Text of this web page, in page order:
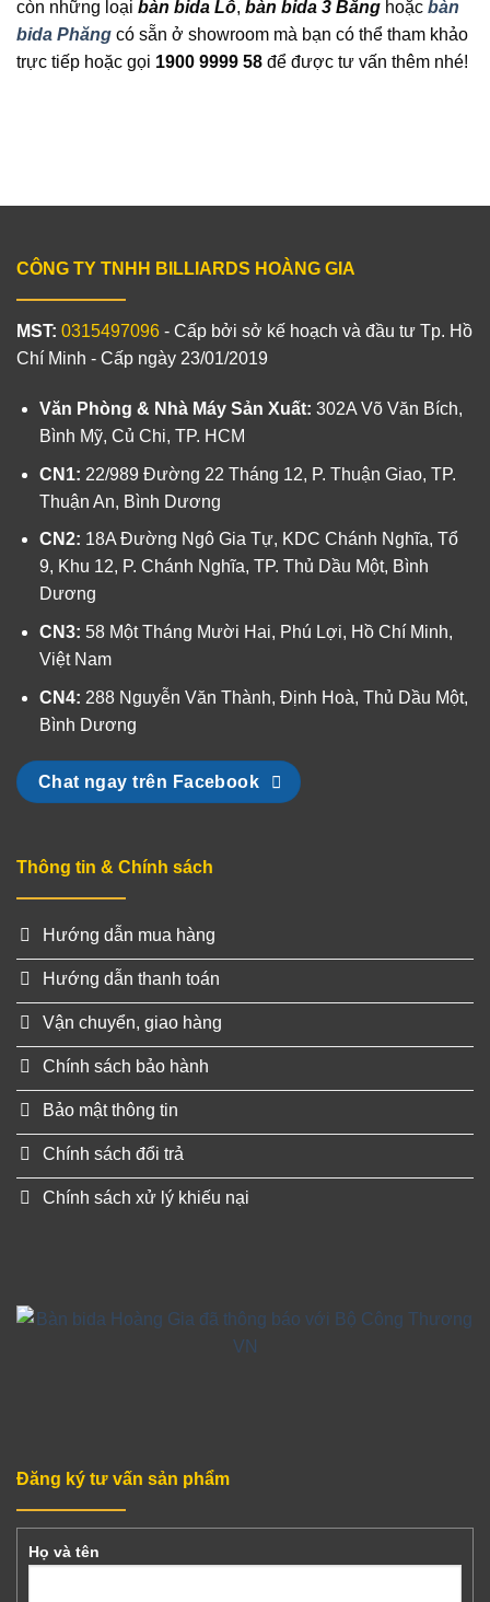
còn những loại bàn bida Lỗ, bàn bida 3 Băng hoặc bàn
bida Phăng có sẵn ở showroom mà bạn có thể tham khảo
trực tiếp hoặc gọi 1900 9999 58 để được tư vấn thêm nhé!
CÔNG TY TNHH BILLIARDS HOÀNG GIA
MST: 0315497096 - Cấp bởi sở kế hoạch và đầu tư Tp. Hồ
Chí Minh - Cấp ngày 23/01/2019
Văn Phòng & Nhà Máy Sản Xuất: 302A Võ Văn Bích,
Bình Mỹ, Củ Chi, TP. HCM
CN1: 22/989 Đường 22 Tháng 12, P. Thuận Giao, TP.
Thuận An, Bình Dương
CN2: 18A Đường Ngô Gia Tự, KDC Chánh Nghĩa, Tổ
9, Khu 12, P. Chánh Nghĩa, TP. Thủ Dầu Một, Bình
Dương
CN3: 58 Một Tháng Mười Hai, Phú Lợi, Hồ Chí Minh,
Việt Nam
CN4: 288 Nguyễn Văn Thành, Định Hoà, Thủ Dầu Một,
Bình Dương
Chat ngay trên Facebook
Thông tin & Chính sách
Hướng dẫn mua hàng
Hướng dẫn thanh toán
Vận chuyển, giao hàng
Chính sách bảo hành
Bảo mật thông tin
Chính sách đổi trả
Chính sách xử lý khiếu nại
Đăng ký tư vấn sản phẩm
Họ và tên